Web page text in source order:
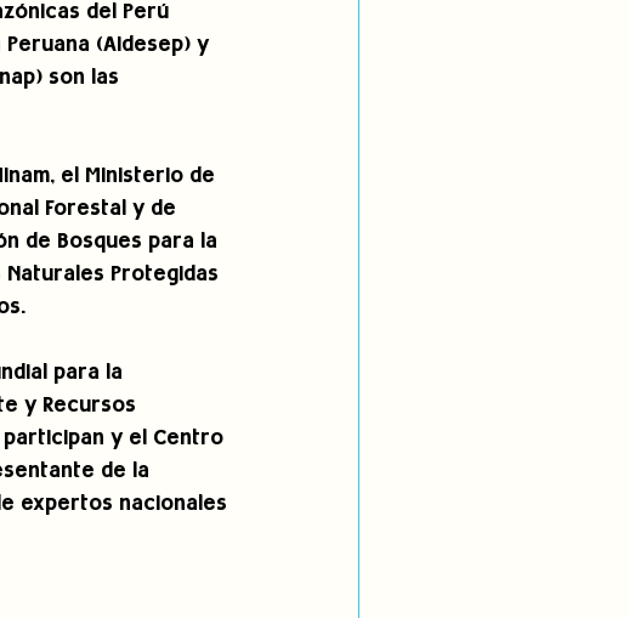
del Perú
Peruana (Aidesep) y
son las
el Ministerio de
Forestal y de
de Bosques para la
Naturales Protegidas
para la
y Recursos
participan y el Centro
de la
expertos nacionales